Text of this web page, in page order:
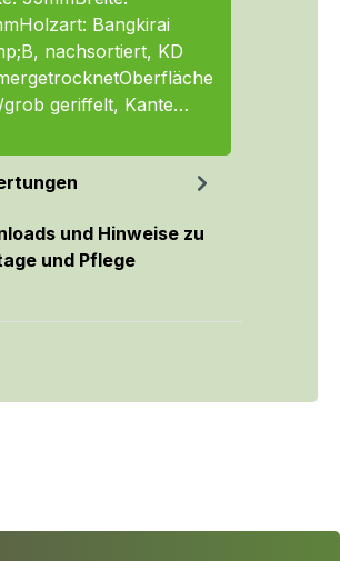
Bangkirai
nachsortiert, KD
grob geriffelt, Kante…
und Hinweise zu
und Pflege